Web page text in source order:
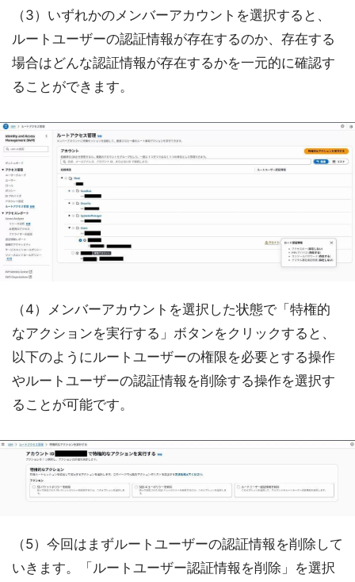
（3）いずれかのメンバーアカウントを選択すると、
ルートユーザーの認証情報が存在するのか、存在する
場合はどんな認証情報が存在するかを一元的に確認す
ることができます。
（4）メンバーアカウントを選択した状態で「特権的
なアクションを実行する」ボタンをクリックすると、
以下のようにルートユーザーの権限を必要とする操作
やルートユーザーの認証情報を削除する操作を選択す
ることが可能です。
（5）今回はまずルートユーザーの認証情報を削除して
いきます。「ルートユーザー認証情報を削除」を選択